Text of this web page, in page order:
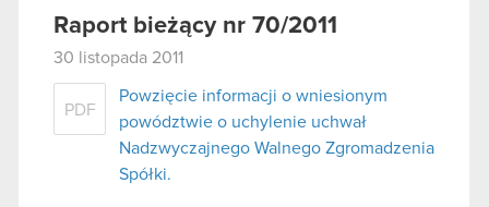
Raport bieżący nr 70/2011
30 listopada 2011
PDF
Powzięcie informacji o wniesionym
powództwie o uchylenie uchwał
Nadzwyczajnego Walnego Zgromadzenia
Spółki.